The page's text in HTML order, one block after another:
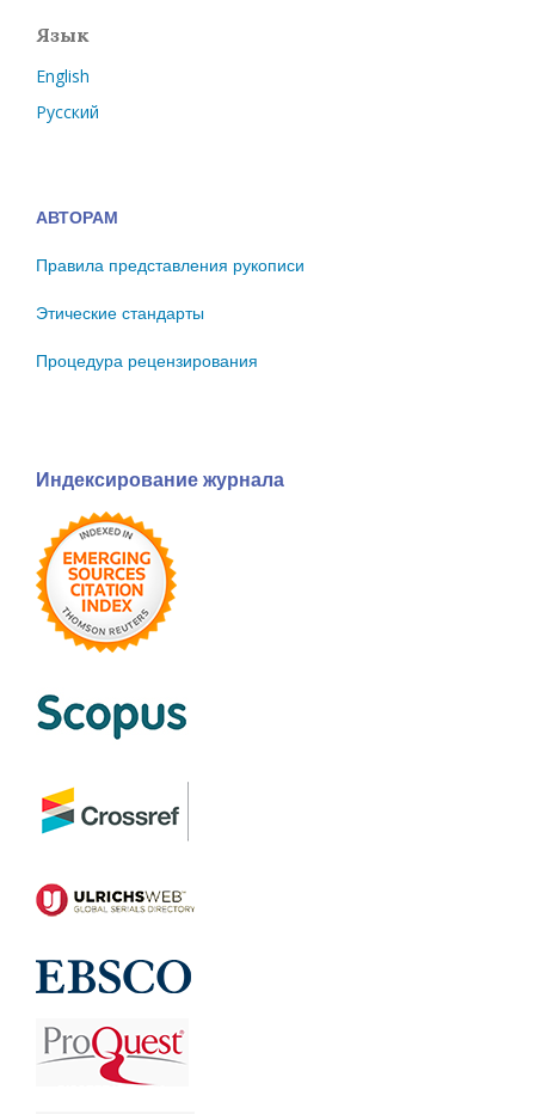
Язык
English
Русский
АВТОРАМ
Правила представления рукописи
Этические стандарты
Процедура рецензирования
Индексирование журнала